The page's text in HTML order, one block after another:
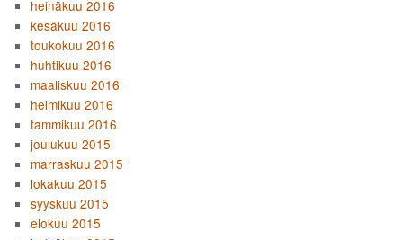
heinäkuu 2016
kesäkuu 2016
toukokuu 2016
huhtikuu 2016
maaliskuu 2016
helmikuu 2016
tammikuu 2016
joulukuu 2015
marraskuu 2015
lokakuu 2015
syyskuu 2015
elokuu 2015